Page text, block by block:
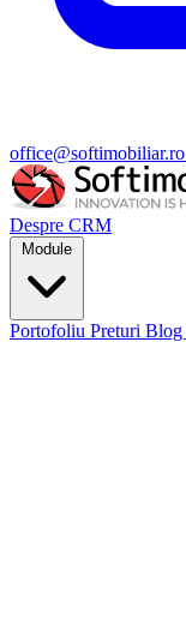
office@softimobiliar.ro
Despre CRM
Module
Portofoliu Preturi Blog